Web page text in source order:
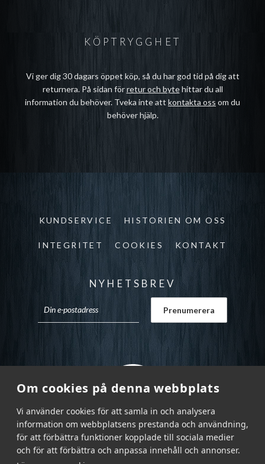
Om cookies på denna webbplats
Vi använder cookies för att samla in och analysera
information om webbplatsens prestanda och användning,
för att förbättra funktioner kopplade till sociala medier
och för att förbättra och anpassa innehåll och annonser.
KÖPTRYGGHET
Vi ger dig 30 dagars öppet köp, så du har god tid på dig att
returnera. På sidan förretur och bytehittar du all
information du behöver. Tveka inte att kontakta oss om du
behöver hjälp.
KUNDSERVICE HISTORIEN OM OSS
INTEGRITET COOKIES KONTAKT
NYHETSBREV